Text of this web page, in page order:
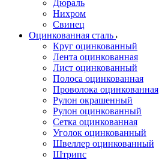
Дюраль
Нихром
Свинец
Оцинкованная сталь
Круг оцинкованный
Лента оцинкованная
Лист оцинкованный
Полоса оцинкованная
Проволока оцинкованная
Рулон окрашенный
Рулон оцинкованный
Сетка оцинкованная
Уголок оцинкованный
Швеллер оцинкованный
Штрипс